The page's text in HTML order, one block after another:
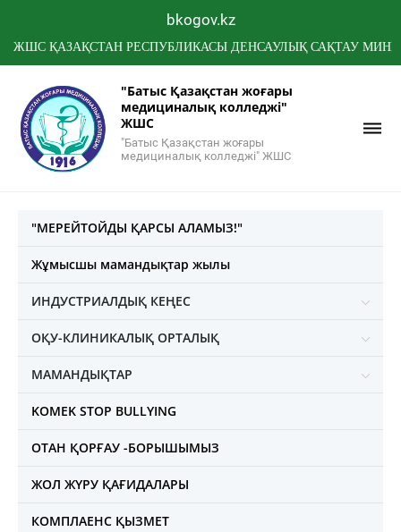
bkogov.kz
РЕСПУБЛИКАСЫ ДЕНСАУЛЫҚ САҚТАУ
"Батыс Қазақстан жоғары
медициналық колледжі"
ЖШС
"Батыс Қазақстан жоғары
медициналық колледжі" ЖШС
"МЕРЕЙТОЙДЫ ҚАРСЫ АЛАМЫЗ!"
Жұмысшы мамандықтар жылы
ИНДУСТРИАЛДЫҚ КЕҢЕС
ОҚУ-КЛИНИКАЛЫҚ ОРТАЛЫҚ
МАМАНДЫҚТАР
KOMEK STOP BULLYING
ОТАН ҚОРҒАУ -БОРЫШЫМЫЗ
ЖОЛ ЖҮРУ ҚАҒИДАЛАРЫ
КОМПЛАЕНС ҚЫЗМЕТ